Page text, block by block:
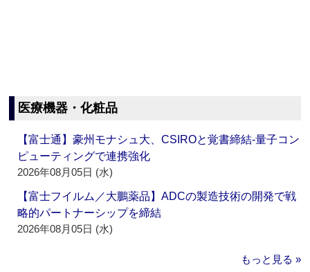
医療機器・化粧品
【富士通】豪州モナシュ大、CSIROと覚書締結‐量子コン
ピューティングで連携強化
2026年08月05日 (水)
【富士フイルム／大鵬薬品】ADCの製造技術の開発で戦
略的パートナーシップを締結
2026年08月05日 (水)
もっと見る »